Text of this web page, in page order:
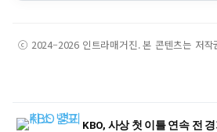
ⓒ 2024–2026 인트라매거진. 본 콘텐츠는 저작
KBO, 사상 첫 이틀 연속 전